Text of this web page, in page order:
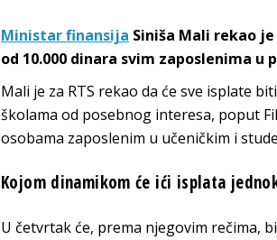
Ministar finansija Siniša Mali rekao
od 10.000 dinara svim zaposlenima
Mali je za RTS rekao da će sve isplate
školama od posebnog interesa, poput
osobama zaposlenim u učeničkim i
Kojom dinamikom će ići isplata
U četvrtak će, prema njegovim rečima,